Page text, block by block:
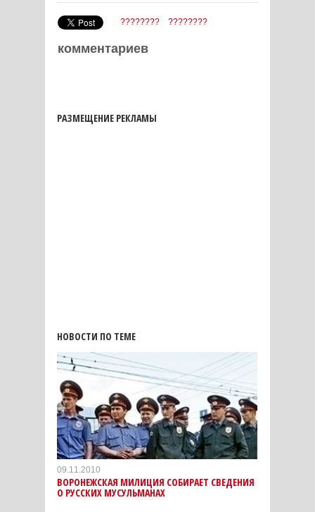
???????? ????????
комментариев
РАЗМЕЩЕНИЕ РЕКЛАМЫ
НОВОСТИ ПО ТЕМЕ
09.11.2010
ВОРОНЕЖСКАЯ МИЛИЦИЯ СОБИРАЕТ СВЕДЕНИЯ
О РУССКИХ МУСУЛЬМАНАХ